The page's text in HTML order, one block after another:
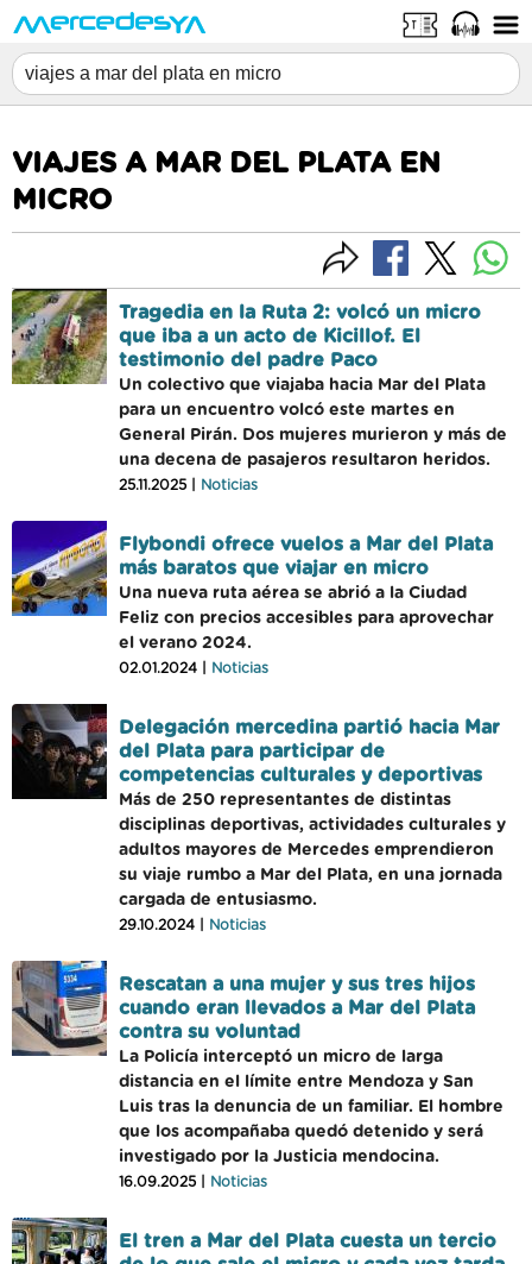
VIAJES A MAR DEL PLATA EN
MICRO
Tragedia en la Ruta 2: volcó un micro
que iba a un acto de Kicillof. El
testimonio del padre Paco
Un colectivo que viajaba hacia Mar del Plata
para un encuentro volcó este martes en
General Pirán. Dos mujeres murieron y más de
una decena de pasajeros resultaron heridos.
25.11.2025 | Noticias
Flybondi ofrece vuelos a Mar del Plata
más baratos que viajar en micro
Una nueva ruta aérea se abrió a la Ciudad
Feliz con precios accesibles para aprovechar
el verano 2024.
02.01.2024 | Noticias
Delegación mercedina partió hacia Mar
del Plata para participar de
competencias culturales y deportivas
Más de 250 representantes de distintas
disciplinas deportivas, actividades culturales y
adultos mayores de Mercedes emprendieron
su viaje rumbo a Mar del Plata, en una jornada
cargada de entusiasmo.
29.10.2024 | Noticias
Rescatan a una mujer y sus tres hijos
cuando eran llevados a Mar del Plata
contra su voluntad
La Policía interceptó un micro de larga
distancia en el límite entre Mendoza y San
Luis tras la denuncia de un familiar. El hombre
que los acompañaba quedó detenido y será
investigado por la Justicia mendocina.
16.09.2025 | Noticias
El tren a Mar del Plata cuesta un tercio